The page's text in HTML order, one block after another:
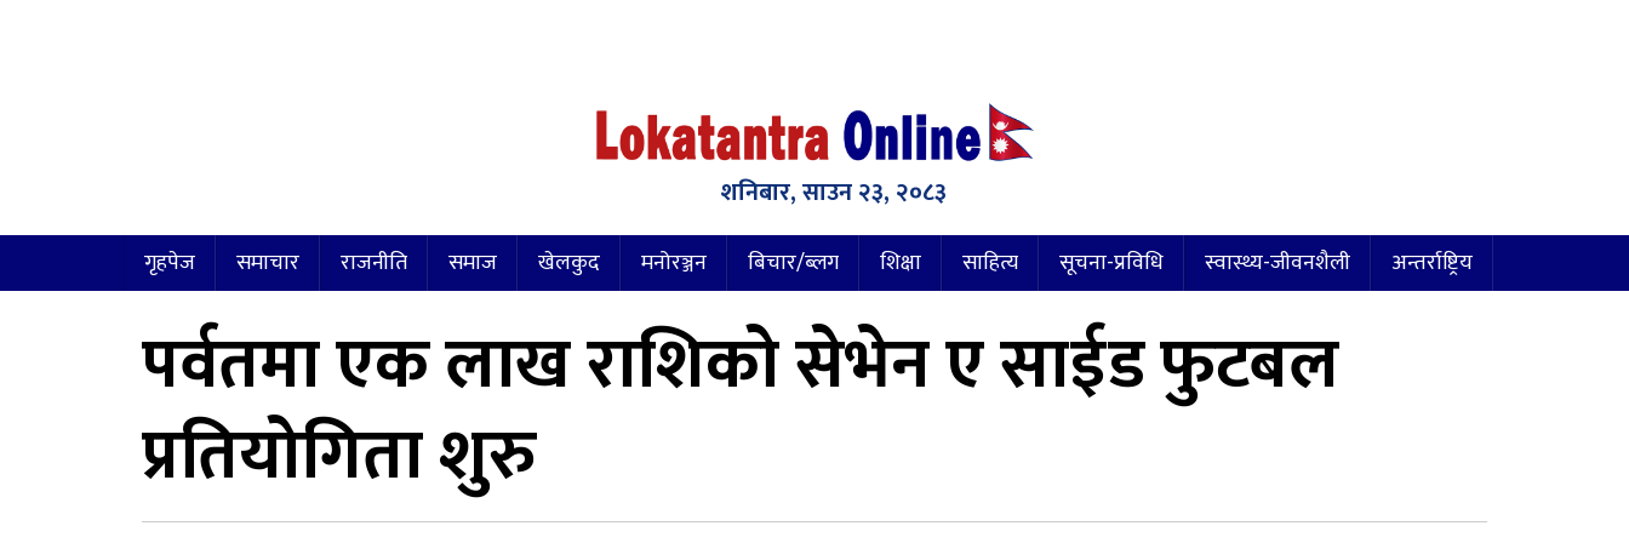
शनिबार, साउन २३, २०८३
गृहपेज समाचार राजनीति समाज खेलकुद मनोरञ्जन बिचार/ब्लग शिक्षा साहित्य सूचना-प्रविधि स्वास्थ्य-जीवनशैली अन्तर्राष्ट्रिय
पर्वतमा एक लाख राशिको सेभेन ए साईड फुटबल
प्रतियोगिता शुरु